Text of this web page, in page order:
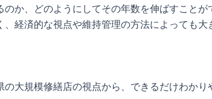
か、どのようにしてその年数を伸ばすこと
経済的な視点や維持管理の方法によっても大
大規模修繕店の視点から、できるだけわかり